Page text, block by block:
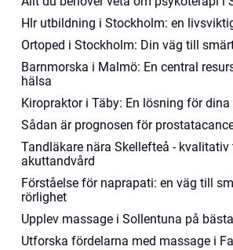
Hlr utbildning i Stockholm: en
Ortoped i Stockholm: Din väg till
Barnmorska i Malmö: En central
hälsa
Kiropraktor i Täby: En lösning för
Sådan är prognosen för
Tandläkare nära Skellefteå - kvalitativ
akuttandvård
Förståelse för naprapati: en väg till
rörlighet
Upplev massage i Sollentuna på
Utforska fördelarna med massage i